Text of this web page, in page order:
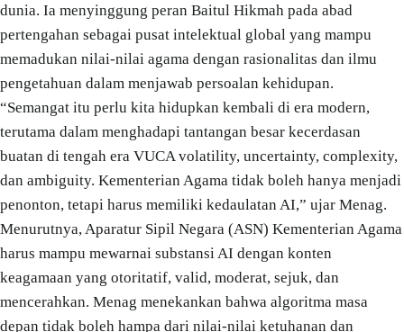
dunia. Ia menyinggung peran Baitul Hikmah pada abad
pertengahan sebagai pusat intelektual global yang mampu
memadukan nilai-nilai agama dengan rasionalitas dan ilmu
pengetahuan dalam menjawab persoalan kehidupan.
“Semangat itu perlu kita hidupkan kembali di era modern,
terutama dalam menghadapi tantangan besar kecerdasan
buatan di tengah era VUCA volatility, uncertainty, complexity,
dan ambiguity. Kementerian Agama tidak boleh hanya menjadi
penonton, tetapi harus memiliki kedaulatan AI,” ujar Menag.
Menurutnya, Aparatur Sipil Negara (ASN) Kementerian Agama
harus mampu mewarnai substansi AI dengan konten
keagamaan yang otoritatif, valid, moderat, sejuk, dan
mencerahkan. Menag menekankan bahwa algoritma masa
depan tidak boleh hampa dari nilai-nilai ketuhanan dan